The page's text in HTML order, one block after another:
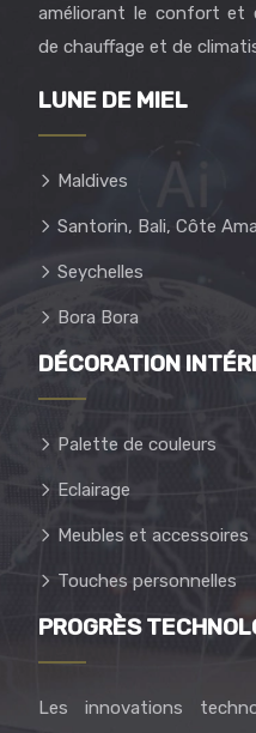
améliorant le confort et
de chauffage et de
LUNE DE MIEL
Maldives
Santorin, Bali, Côte
Seychelles
Bora Bora
DÉCORATION
Palette de couleurs
Eclairage
Meubles et accessoires
Touches personnelles
PROGRÈS
Les innovations